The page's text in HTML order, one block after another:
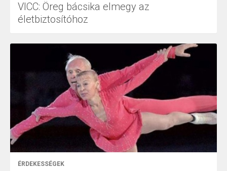
VICC: Öreg bácsika elmegy az
életbiztosítóhoz
ÉRDEKESSÉGEK